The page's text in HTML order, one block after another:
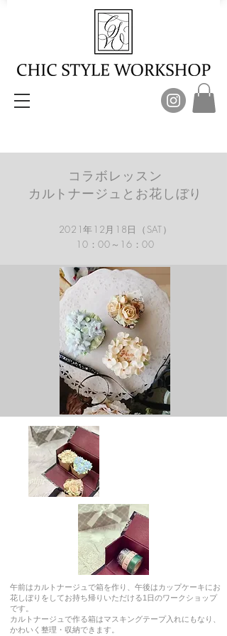
コラボレッスン
カルトナージュとお花しぼり
2021年12月18日（SAT）​
10：00～ 16：00
午前はカルトナージュで箱を作り、午後はカップケーキにお
花しぼりをしてお持ち帰りいただける1日のワークショップ
です。
カルトナージュで作る箱はマスキングテープ入れにもなり、
かわいく整理・収納できます。